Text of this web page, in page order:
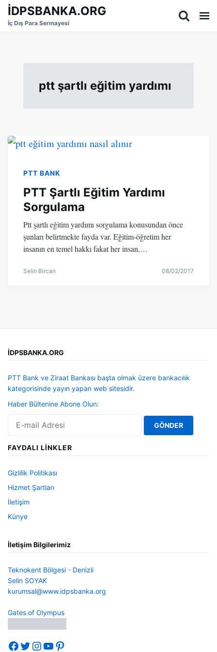
SkipSearch
for:
İDPSBANKA.ORG
İç Dış Para Sermayesi
ptt şartlı eğitim yardımı
PTT BANK
PTT Şartlı Eğitim Yardımı
Sorgulama
Ptt şartlı eğitim yardımı sorgulama konusundan önce
şunları belirtmekte fayda var. Eğitim-öğretim her
insanın en temel hakkı fakat her insan,…
Selin Bircan 08/02/2017
İDPSBANKA.ORG
PTT Bank ve Ziraat Bankası başta olmak üzere bankacılık
kategorisinde yayın yapan web sitesidir.
Haber Bültenine Abone Olun:
FAYDALI LINKLER
Gizlilik Politikası
Hizmet Şartları
İletişim
Künye
İletişim Bilgilerimiz
Teknokent Bölgesi - Denizli
Selin SOYAK
kurumsal@www.idpsbanka.org
Gates of Olympus
Facebook
Twitter
Instagram
YouTube
Pinterest